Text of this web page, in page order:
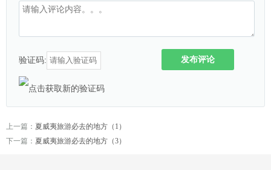
验证码: 发布评论
上一篇： 夏威夷旅游必去的地方（1）
下一篇： 夏威夷旅游必去的地方（3）